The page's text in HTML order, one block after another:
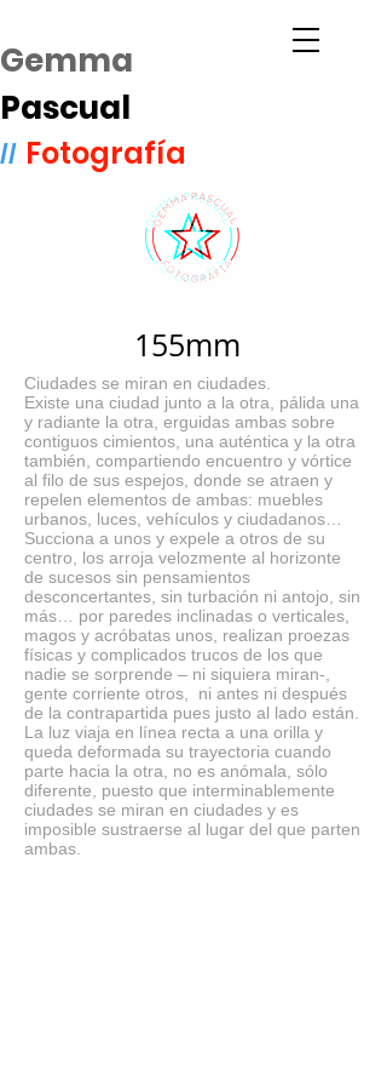
Gemma
Pascual
// Fotografía
155mm
Ciudades se miran en ciudades.
Existe una ciudad junto a la otra, pálida una
y radiante la otra, erguidas ambas sobre
contiguos cimientos, una auténtica y la otra
también, compartiendo encuentro y vórtice
al filo de sus espejos, donde se atraen y
repelen elementos de ambas: muebles
urbanos, luces, vehículos y ciudadanos…
Succiona a unos y expele a otros de su
centro, los arroja velozmente al horizonte
de sucesos sin pensamientos
desconcertantes, sin turbación ni antojo, sin
más… por paredes inclinadas o verticales,
magos y acróbatas unos, realizan proezas
físicas y complicados trucos de los que
nadie se sorprende – ni siquiera miran-,
gente corriente otros, ni antes ni después
de la contrapartida pues justo al lado están.
La luz viaja en línea recta a una orilla y
queda deformada su trayectoria cuando
parte hacia la otra, no es anómala, sólo
diferente, puesto que interminablemente
ciudades se miran en ciudades y es
imposible sustraerse al lugar del que parten
ambas.